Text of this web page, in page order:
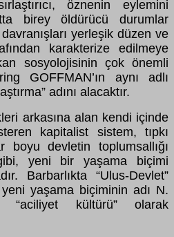
öznenin eylemini
birey öldürücü durumlar
yerleşik düzen ve
karakterize edilmeye
sosyolojisinin çok önemli
GOFFMAN’ın aynı adlı
adını alacaktır.
arkasına alan kendi içinde
kapitalist sistem, tıpkı
boyu devletin toplumsallığı
gibi, yeni bir yaşama biçimi
Barbarlıkta “Ulus-Devlet”
yaşama biçiminin adı N.
“aciliyet kültürü” olarak